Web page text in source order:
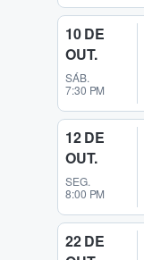
10 DE
OUT.
SÁB.
7:30 PM
12 DE
OUT.
SEG.
8:00 PM
22 DE